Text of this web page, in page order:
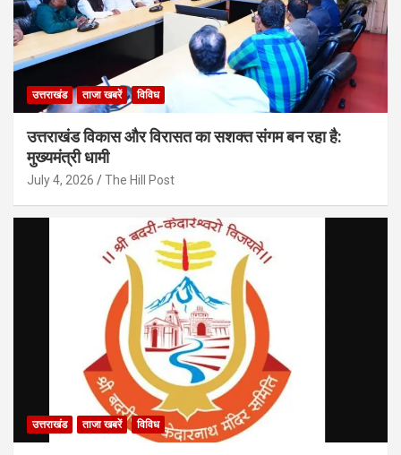
उत्तराखंड ताजा खबरें विविध
उत्तराखंड विकास और विरासत का सशक्त संगम बन रहा है:
मुख्यमंत्री धामी
July 4, 2026 The Hill Post
उत्तराखंड ताजा खबरें विविध